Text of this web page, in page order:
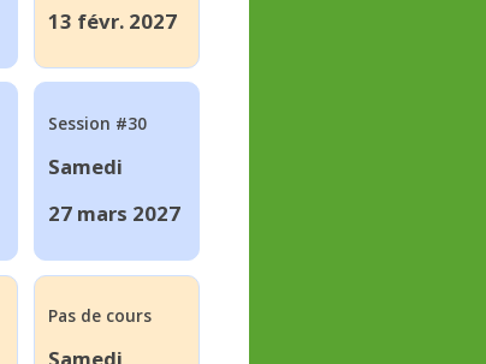
13 févr. 2027
Session #30
Samedi
27 mars 2027
Pas de cours